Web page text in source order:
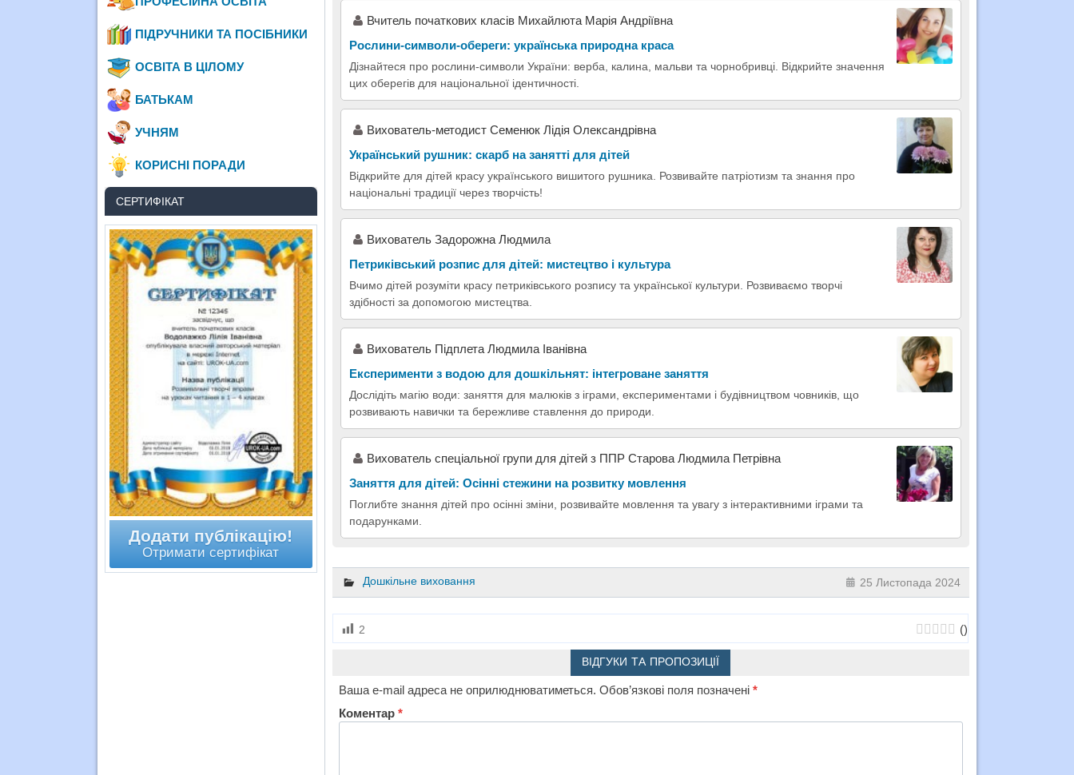
Вчитель початкових класів Михайлюта Марія Андріївна
Рослини-символи-обереги: українська природна краса
Дізнайтеся про рослини-символи України: верба, калина, мальви та чорнобривці. Відкрийте значення
цих оберегів для національної ідентичності.
Вихователь-методист Семенюк Лідія Олександрівна
Український рушник: скарб на занятті для дітей
Відкрийте для дітей красу українського вишитого рушника. Розвивайте патріотизм та знання про
національні традиції через творчість!
Вихователь Задорожна Людмила
Петриківський розпис для дітей: мистецтво і культура
Вчимо дітей розуміти красу петриківського розпису та української культури. Розвиваємо творчі
здібності за допомогою мистецтва.
Вихователь Підплета Людмила Іванівна
Експерименти з водою для дошкільнят: інтегроване заняття
Дослідіть магію води: заняття для малюків з іграми, експериментами і будівництвом човників, що
розвивають навички та бережливе ставлення до природи.
Вихователь спеціальної групи для дітей з ППР Старова Людмила Петрівна
Заняття для дітей: Осінні стежини на розвитку мовлення
Поглибте знання дітей про осінні зміни, розвивайте мовлення та увагу з інтерактивними іграми та
подарунками.
Дошкільне виховання 25 Листопада 2024
2 ()
ВІДГУКИ ТА ПРОПОЗИЦІЇ
Ваша e-mail адреса не оприлюднюватиметься. Обов’язкові поля позначені *
Коментар *
ПІДРУЧНИКИ ТА ПОСІБНИКИ
ОСВІТА В ЦІЛОМУ
БАТЬКАМ
УЧНЯМ
КОРИСНІ ПОРАДИ
СЕРТИФІКАТ
Додати публікацію!
Отримати сертифікат